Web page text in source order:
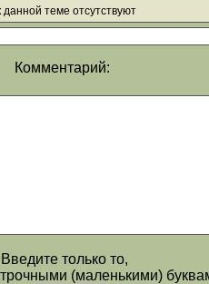
теме отсутствуют
Комментарий:
Введите только то,
(маленькими)